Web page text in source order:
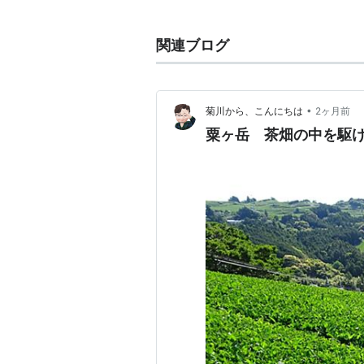
関連ブログ
菊川から、こんにちは • 2ヶ月前
粟ヶ岳 茶畑の中を駆